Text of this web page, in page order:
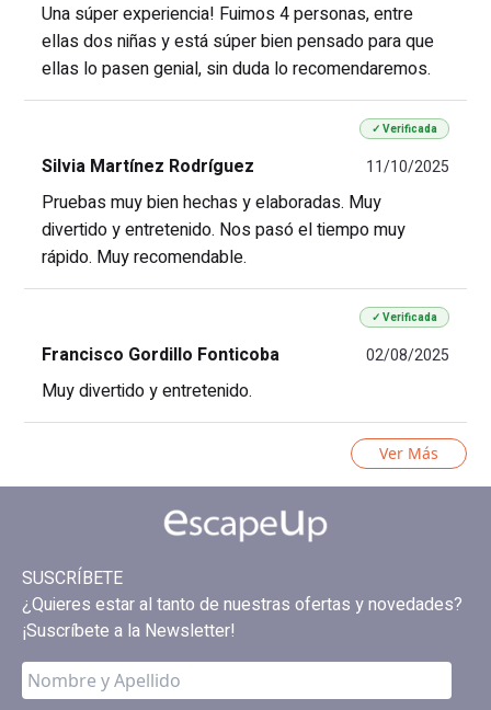
Una súper experiencia! Fuimos 4 personas, entre
ellas dos niñas y está súper bien pensado para que
ellas lo pasen genial, sin duda lo recomendaremos.
✓ Verificada
Silvia Martínez Rodríguez 11/10/2025
Pruebas muy bien hechas y elaboradas. Muy
divertido y entretenido. Nos pasó el tiempo muy
rápido. Muy recomendable.
✓ Verificada
Francisco Gordillo Fonticoba 02/08/2025
Muy divertido y entretenido.
Ver Más
SUSCRÍBETE
¿Quieres estar al tanto de nuestras ofertas y novedades?
¡Suscríbete a la Newsletter!